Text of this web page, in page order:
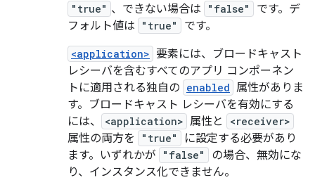
"true" 、できない場合は "false"
です。デ
フォルト値は
"true" です。
<application> 要素には、ブロードキャスト
レシーバを含むすべてのアプリ コンポーネン
トに適用される独自の enabled 属性がありま
す。ブロードキャスト レシーバを有効にする
には、
<application> 属性と <receiver>
属性の両方を "true"
に設定する必要があり
ます。いずれかが
"false"
の場合、無効にな
り、インスタンス化できません。